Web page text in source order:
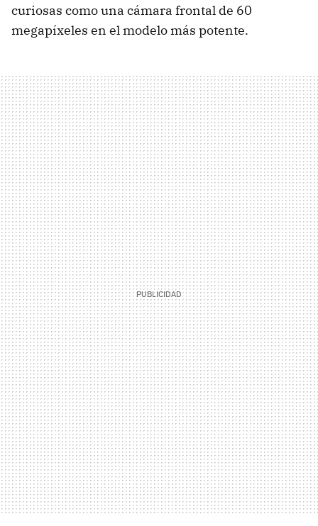
curiosas como una cámara frontal de 60
megapíxeles en el modelo más potente.